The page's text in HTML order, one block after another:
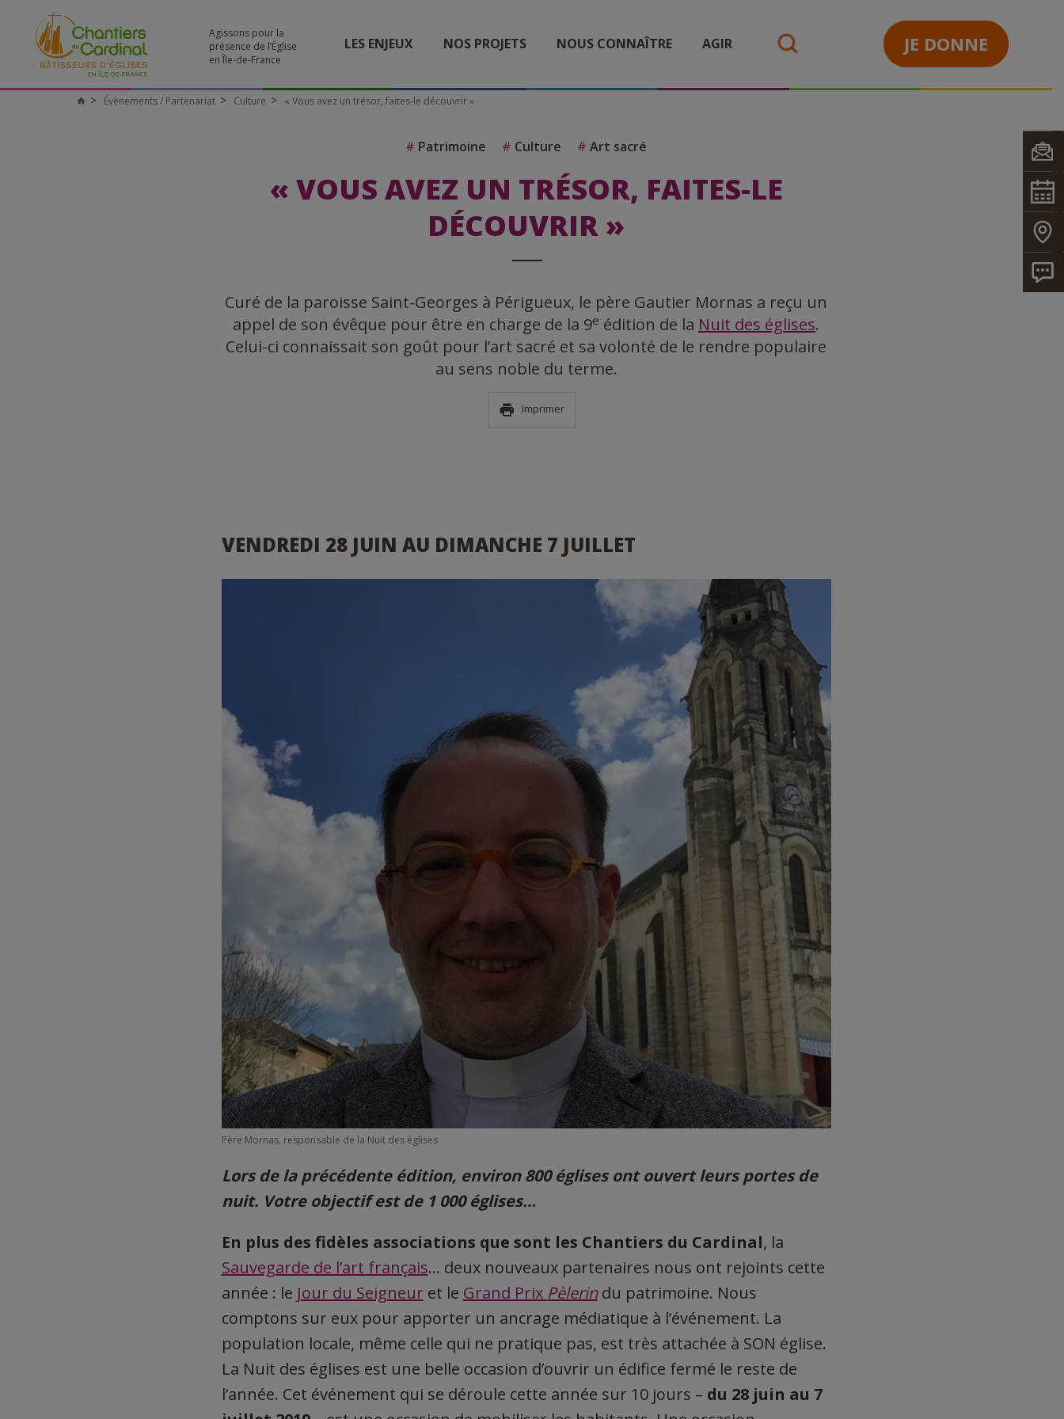
Agissons pour la
présence de l’Église
en Île-de-France
LES ENJEUX NOS PROJETS NOUS CONNAÎTRE AGIR JE DONNE
Chantiers
Évènements / Partenariat Culture « Vous avez un trésor, faites-le découvrir »
# Patrimoine # Culture # Art sacré
« VOUS AVEZ UN TRÉSOR, FAITES-LE
DÉCOUVRIR »
Curé de la paroisse Saint-Georges à Périgueux, le père Gautier Mornas a reçu un
appel de son évêque pour être en charge de la 9e édition de la Nuit des églises.
Celui-ci connaissait son goût pour l’art sacré et sa volonté de le rendre populaire
au sens noble du terme.
Imprimer
VENDREDI 28 JUIN AU DIMANCHE 7 JUILLET
Père Mornas, responsable de la Nuit des églises
Lors de la précédente édition, environ 800 églises ont ouvert leurs portes de
nuit. Votre objectif est de 1 000 églises…
En plus des fidèles associations que sont les Chantiers du Cardinal, la
Sauvegarde de l’art français… deux nouveaux partenaires nous ont rejoints cette
année : le Jour du Seigneur et le Grand Prix Pèlerindu patrimoine. Nous
comptons sur eux pour apporter un ancrage médiatique à l’événement. La
population locale, même celle qui ne pratique pas, est très attachée à SON église.
La Nuit des églises est une belle occasion d’ouvrir un édifice fermé le reste de
l’année. Cet événement qui se déroule cette année sur 10 jours – du 28 juin au 7